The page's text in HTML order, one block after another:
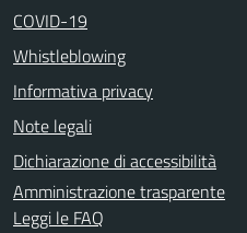
COVID-19
Whistleblowing
Informativa privacy
Note legali
Dichiarazione di accessibilità
Amministrazione trasparente
Leggi le FAQ